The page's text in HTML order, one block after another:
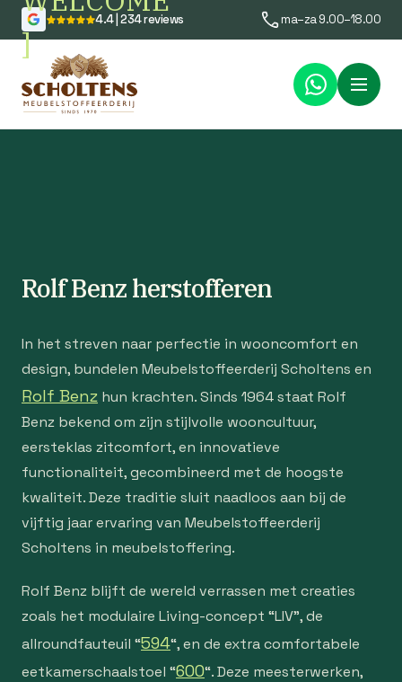
]
4.4 | 234 reviews ma–za 9.00–18.00
Menu
Rolf Benz herstofferen
In het streven naar perfectie in wooncomfort en
design, bundelen Meubelstoffeerderij Scholtens en
Rolf Benz hun krachten. Sinds 1964 staat Rolf
Benz bekend om zijn stijlvolle wooncultuur,
eersteklas zitcomfort, en innovatieve
functionaliteit, gecombineerd met de hoogste
kwaliteit. Deze traditie sluit naadloos aan bij de
vijftig jaar ervaring van Meubelstoffeerderij
Scholtens in meubelstoffering.
Rolf Benz blijft de wereld verrassen met creaties
zoals het modulaire Living-concept “LIV”, de
allroundfauteuil “594“, en de extra comfortabele
eetkamerschaalstoel “600“. Deze meesterwerken,